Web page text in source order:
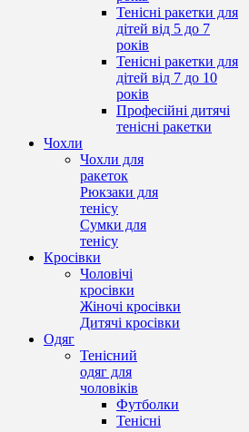
Тенісні ракетки для
дітей від 5 до 7
років
Тенісні ракетки для
дітей від 7 до 10
років
Професійні дитячі
тенісні ракетки
Чохли
Чохли для
ракеток
Рюкзаки для
тенісу
Сумки для
тенісу
Кросівки
Чоловічі
кросівки
Жіночі кросівки
Дитячі кросівки
Одяг
Тенісний
одяг для
чоловіків
Футболки
Тенісні